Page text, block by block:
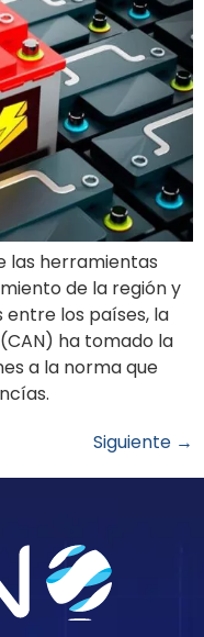
las herramientas
de la región y
los países, la
ha tomado la
a la norma que
Siguiente →